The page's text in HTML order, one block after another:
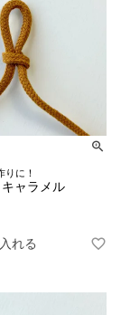
りに！
ャラメル
れる